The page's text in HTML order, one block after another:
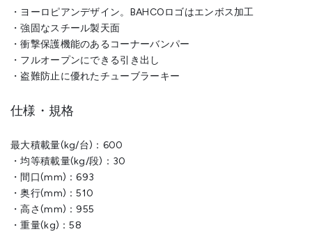
・ヨーロピアンデザイン。BAHCOロゴはエンボス加工
・強固なスチール製天面
・衝撃保護機能のあるコーナーバンパー
・フルオープンにできる引き出し
・盗難防止に優れたチューブラーキー
仕様・規格
最大積載量(kg/台)：600
・均等積載量(kg/段)：30
・間口(mm)：693
・奥行(mm)：510
・高さ(mm)：955
・重量(kg)：58